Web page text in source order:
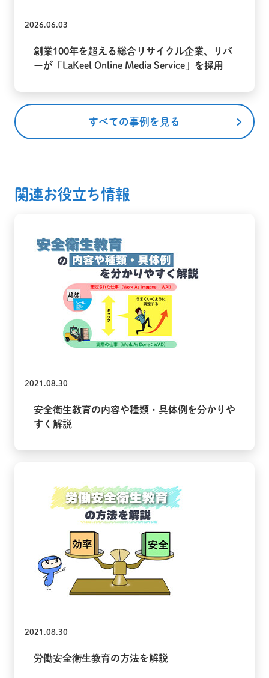
2026.06.03
創業100年を超える総合リサイクル企業、リバ
ーが「LaKeel Online Media Service」を採用
すべての事例を見る
関連お役立ち情報
2021.08.30
安全衛生教育の内容や種類・具体例を分かりや
すく解説
2021.08.30
労働安全衛生教育の方法を解説